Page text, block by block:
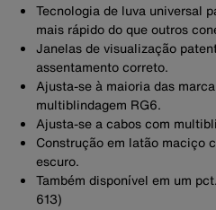
Tecnologia de luva universal
mais rápido do que outros
Janelas de visualização
assentamento correto.
Ajusta-se à maioria das
multiblindagem RG6.
Ajusta-se a cabos com
Construção em latão maciço
escuro.
Também disponível em um
613)